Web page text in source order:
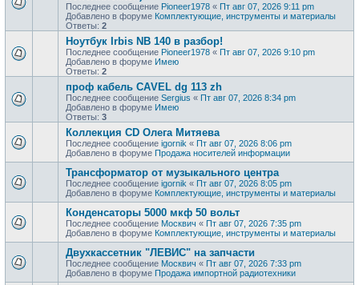
Последнее сообщение Pioneer1978 « Пт авг 07, 2026 9:11 pm
Добавлено в форуме Комплектующие, инструменты и материалы
Ответы: 2
Ноутбук Irbis NB 140 в разбор!
Последнее сообщение Pioneer1978 « Пт авг 07, 2026 9:10 pm
Добавлено в форуме Имею
Ответы: 2
проф кaбель CАVЕL dg 113 zh
Последнее сообщение Sergius « Пт авг 07, 2026 8:34 pm
Добавлено в форуме Имею
Ответы: 3
Коллекция CD Олега Митяева
Последнее сообщение igornik « Пт авг 07, 2026 8:06 pm
Добавлено в форуме Продажa носителей информации
Трансформатор от музыкального центра
Последнее сообщение igornik « Пт авг 07, 2026 8:05 pm
Добавлено в форуме Комплектующие, инструменты и материалы
Конденсаторы 5000 мкф 50 вольт
Последнее сообщение Москвич « Пт авг 07, 2026 7:35 pm
Добавлено в форуме Комплектующие, инструменты и материалы
Двухкассетник "ЛЕВИС" на запчасти
Последнее сообщение Москвич « Пт авг 07, 2026 7:33 pm
Добавлено в форуме Продажа импортной радиотехники